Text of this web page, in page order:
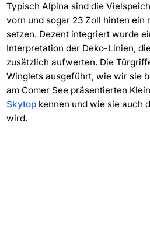
Typisch Alpina sind die
vorn und sogar 23 Zoll hinten ein
setzen. Dezent integriert wurde
Interpretation der Deko-Linien,
zusätzlich aufwerten. Die
Winglets ausgeführt, wie wir sie
am Comer See präsentierten
Skytopkennen und wie sie auch
wird.